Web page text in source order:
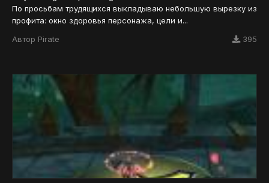
По просьбам трудящихся выкладываю небольшую вырезку из
профита: окно здоровья персонажа, цели и...
Автор Pirate 395